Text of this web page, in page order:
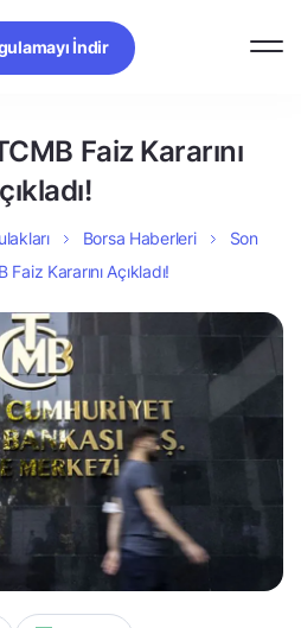
İndir
Faiz Kararını
Borsa Haberleri
Son
Kararını Açıkladı!